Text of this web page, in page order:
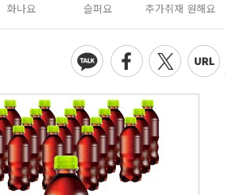
화나요 슬퍼요 추가취재 원해요